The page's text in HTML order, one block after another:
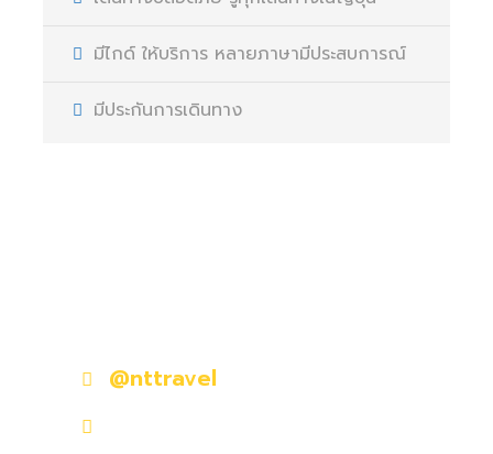
มีไกด์ ให้บริการ หลายภาษามีประสบการณ์
มีประกันการเดินทาง
@nttravel